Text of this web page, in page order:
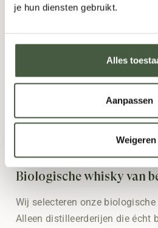
je hun diensten gebruikt.
Alles
Aanpassen
Weigeren
rijk, eigenzinnig en
Whisky aanbieding
Zin in goede whisky zonder
te tasten? Bij De Groene Slijter
aantrekkelijke whisky
je biologische topkwaliteit
Biologische whisky van
Wij selecteren onze biologische
Alleen distilleerderijen die écht